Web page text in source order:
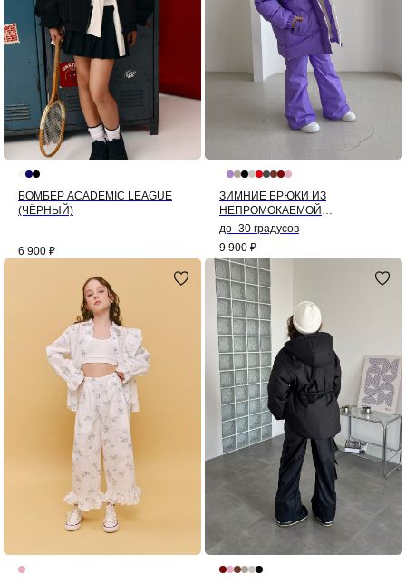
БОМБЕР ACADEMIC LEAGUE
(ЧЁРНЫЙ)
6 900 ₽
ЗИМНИЕ БРЮКИ ИЗ
НЕПРОМОКАЕМОЙ
МЕМБРАНЫ (ЛАВАНДА)
до -30 градусов
9 900 ₽